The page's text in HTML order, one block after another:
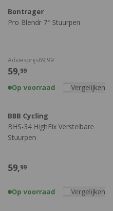
Bontrager
Pro Blendr 7° Stuurpen
59,99
Adviesprijs89,99
Op voorraad Vergelijken
BBB Cycling
BHS-34 HighFix Verstelbare
Stuurpen
59,99
Op voorraad Vergelijken